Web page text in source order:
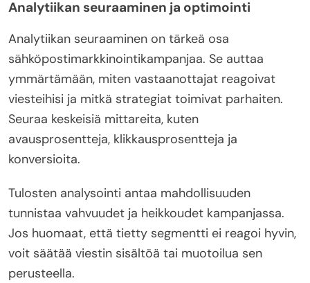
Analytiikan seuraaminen ja optimointi
Analytiikan seuraaminen on tärkeä osa
sähköpostimarkkinointikampanjaa. Se auttaa
ymmärtämään, miten vastaanottajat reagoivat
viesteihisi ja mitkä strategiat toimivat parhaiten.
Seuraa keskeisiä mittareita, kuten
avausprosentteja, klikkausprosentteja ja
konversioita.
Tulosten analysointi antaa mahdollisuuden
tunnistaa vahvuudet ja heikkoudet kampanjassa.
Jos huomaat, että tietty segmentti ei reagoi hyvin,
voit säätää viestin sisältöä tai muotoilua sen
perusteella.